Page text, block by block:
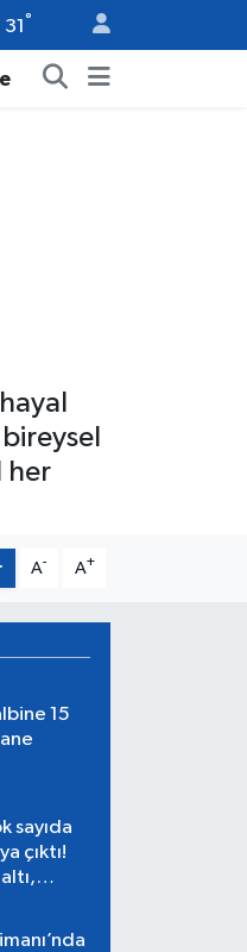
31 °
her
A- A+
15
sayıda
çıktı!